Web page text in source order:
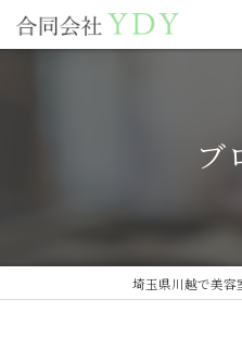
ブ
埼玉県川越で美容